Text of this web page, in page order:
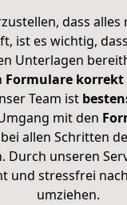
dass alles
ist es wichtig,
Unterlagen
Formulare korrekt
Team ist
mit den
allen Schritten
Durch unseren
und stressfrei
umziehen.